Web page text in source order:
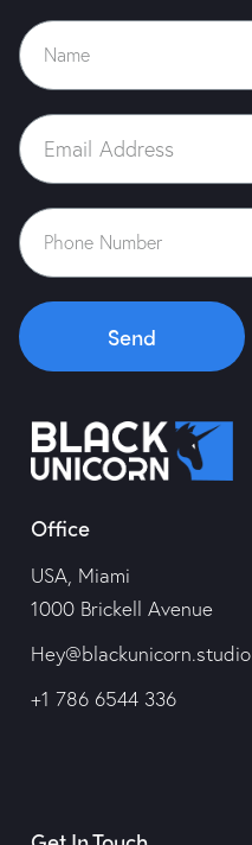
Send
Office
USA, Miami
1000 Brickell Avenue
Hey@blackunicorn.studio
+1 786 6544 336